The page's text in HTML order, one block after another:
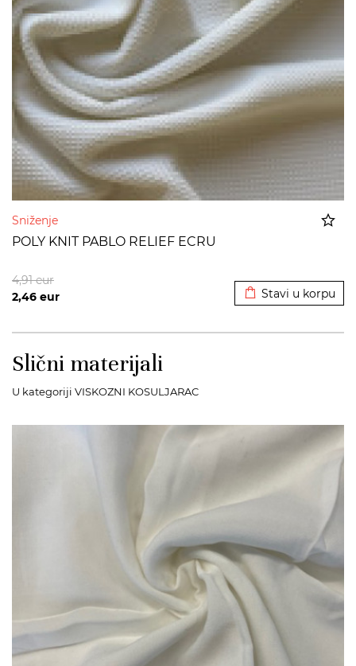
Sniženje
POLY KNIT PABLO RELIEF ECRU
2,46 eur
4,91eur
Stavi u korpu
Slični materijali
U kategoriji VISKOZNI KOSULJARAC